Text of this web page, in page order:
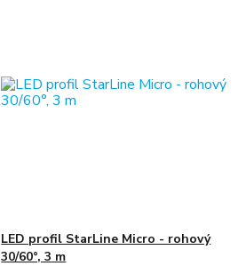
LED profil StarLine Micro - rohový
30/60°, 3 m